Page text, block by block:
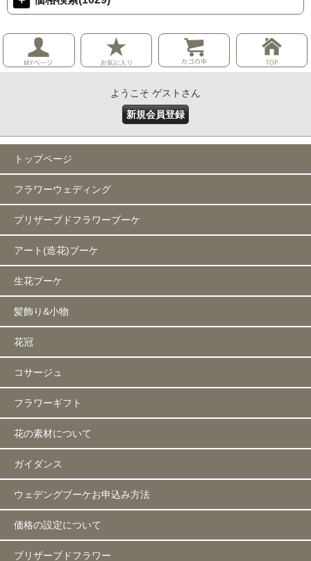
ようこそ ゲストさん
新規会員登録
トップページ
フラワーウェディング
プリザーブドフラワーブーケ
アート(造花)ブーケ
生花ブーケ
髪飾り&小物
花冠
コサージュ
フラワーギフト
花の素材について
ガイダンス
ウェデングブーケお申込み方法
価格の設定について
ブリザーブドフラワー